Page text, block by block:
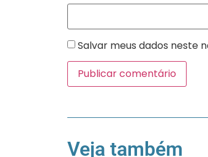
Salvar meus dados neste
Veja também